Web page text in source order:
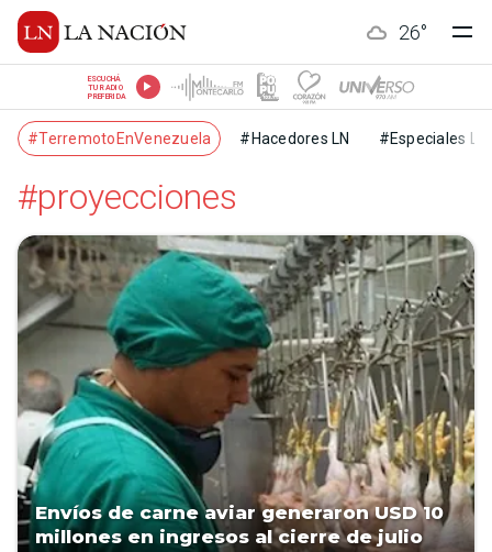
26°
ESCUCHÁ
TU RADIO
PREFERIDA
#TerremotoEnVenezuela #Hacedores LN #Especiales LN
#proyecciones
Envíos de carne aviar generaron USD 10
millones en ingresos al cierre de julio